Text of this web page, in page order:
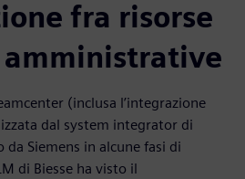
fra risorse
amministrative
(inclusa l’integrazione
dal system integrator di
da Siemens in alcune fasi di
di Biesse ha visto il